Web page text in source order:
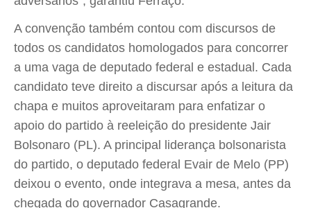
A convenção também contou com discursos de
todos os candidatos homologados para concorrer
a uma vaga de deputado federal e estadual. Cada
candidato teve direito a discursar após a leitura da
chapa e muitos aproveitaram para enfatizar o
apoio do partido à reeleição do presidente Jair
Bolsonaro (PL). A principal liderança bolsonarista
do partido, o deputado federal Evair de Melo (PP)
deixou o evento, onde integrava a mesa, antes da
chegada do governador Casagrande.